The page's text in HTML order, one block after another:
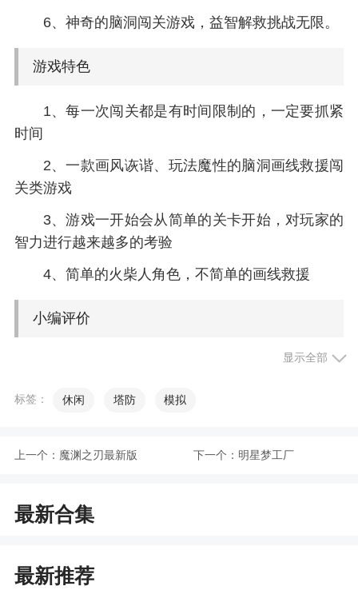
6、神奇的脑洞闯关游戏，益智解救挑战无限。
游戏特色
1、每一次闯关都是有时间限制的，一定要抓紧
时间
2、一款画风诙谐、玩法魔性的脑洞画线救援闯
关类游戏
3、游戏一开始会从简单的关卡开始，对玩家的
智力进行越来越多的考验
4、简单的火柴人角色，不简单的画线救援
小编评价
1、画线救救火柴人最新版是给玩家带来非常有
风格的游戏画面非常精美，操作非常简单。快来一
2、画线救救火柴人最新版本可以在这里免费下
十足的冒险，趣味无限的关卡，拿出40米的大刀横
扫全场，泰山崩色不变，一剑出万剑灭
显示全部
标签： 休闲 塔防 模拟
上一个： 魔渊之刃最新版 下一个： 明星梦工厂
最新合集
最新推荐